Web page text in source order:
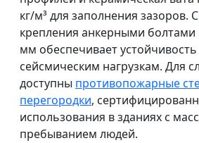
кг/м³ для заполнения зазоров.
крепления анкерными болтами
мм обеспечивает
сейсмическим нагрузкам. Для
доступны противопожарные
перегородки,
использования в зданиях с
пребыванием людей.